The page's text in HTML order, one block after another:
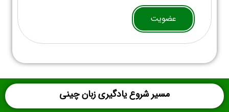
عضویت
مسیر شروع یادگیری زبان چینی